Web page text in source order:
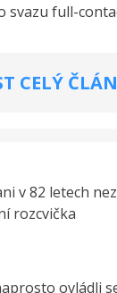
svazu full-
CELÝ
v 82 letech
rozcvička
ovládli